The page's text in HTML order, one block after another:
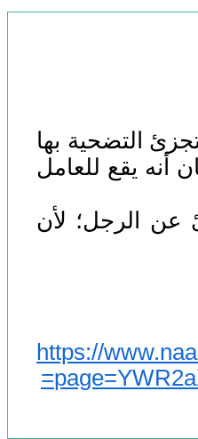
التضحية بها
أنه يقع للعامل
عن الرجل؛ لأن
https://